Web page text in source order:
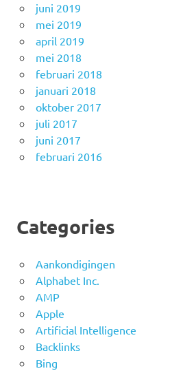
juni 2019
mei 2019
april 2019
mei 2018
februari 2018
januari 2018
oktober 2017
juli 2017
juni 2017
februari 2016
Categories
Aankondigingen
Alphabet Inc.
AMP
Apple
Artificial Intelligence
Backlinks
Bing